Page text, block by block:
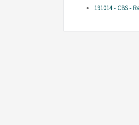
191014 - CBS -